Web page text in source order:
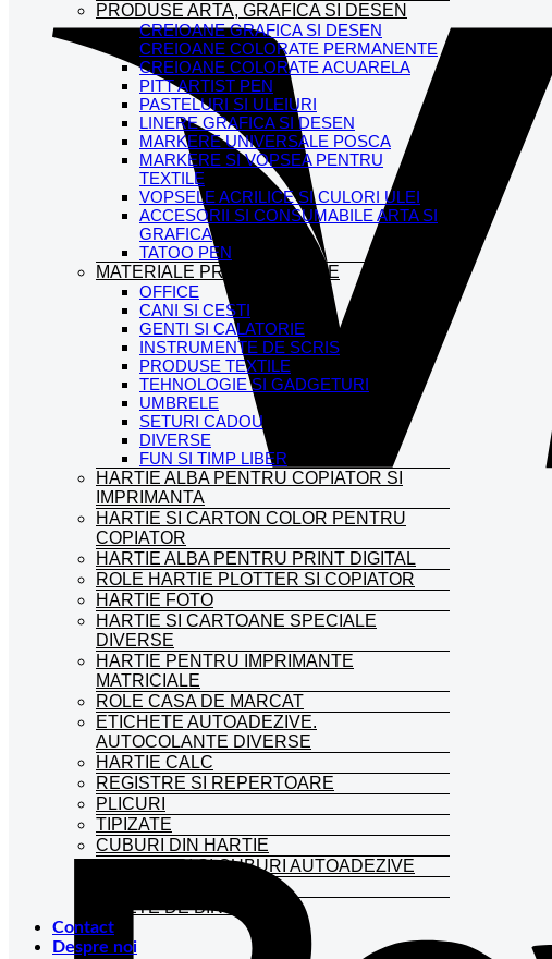
PRODUSE ARTA, GRAFICA SI DESEN
CREIOANE GRAFICA SI DESEN
CREIOANE COLORATE PERMANENTE
CREIOANE COLORATE ACUARELA
PITT ARTIST PEN
PASTELURI SI ULEIURI
LINERE GRAFICA SI DESEN
MARKERE UNIVERSALE POSCA
MARKERE SI VOPSEA PENTRU
TEXTILE
VOPSELE ACRILICE SI CULORI ULEI
ACCESORII SI CONSUMABILE ARTA SI
GRAFICA
TATOO PEN
MATERIALE PROMOTIONALE
OFFICE
CANI SI CESTI
GENTI SI CALATORIE
INSTRUMENTE DE SCRIS
PRODUSE TEXTILE
TEHNOLOGIE SI GADGETURI
UMBRELE
SETURI CADOU
DIVERSE
FUN SI TIMP LIBER
HARTIE ALBA PENTRU COPIATOR SI
IMPRIMANTA
HARTIE SI CARTON COLOR PENTRU
COPIATOR
HARTIE ALBA PENTRU PRINT DIGITAL
ROLE HARTIE PLOTTER SI COPIATOR
HARTIE FOTO
HARTIE SI CARTOANE SPECIALE
DIVERSE
HARTIE PENTRU IMPRIMANTE
MATRICIALE
ROLE CASA DE MARCAT
ETICHETE AUTOADEZIVE.
AUTOCOLANTE DIVERSE
HARTIE CALC
REGISTRE SI REPERTOARE
PLICURI
TIPIZATE
CUBURI DIN HARTIE
NOTES-URI SI CUBURI AUTOADEZIVE
CAIETE DE BIROU
Contact
Despre noi